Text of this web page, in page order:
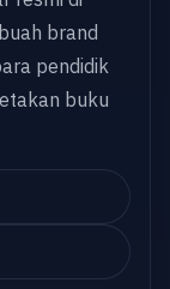
brand
pendidik
buku